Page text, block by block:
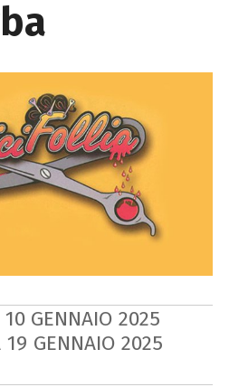
10 GENNAIO 2025
19 GENNAIO 2025